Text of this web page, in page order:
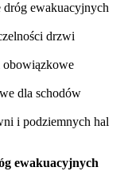
ewakuacyjnych
drzwi
dla schodów
i podziemnych hal
ewakuacyjnych